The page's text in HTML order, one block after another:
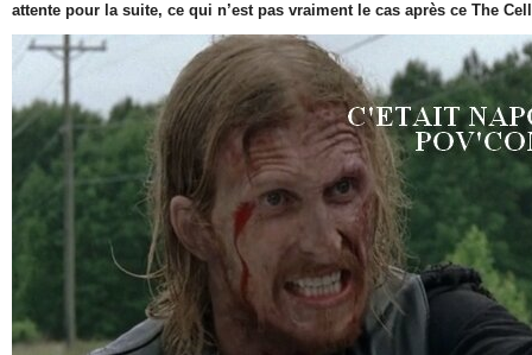
attente pour la suite, ce qui n’est pas vraiment le cas après ce The